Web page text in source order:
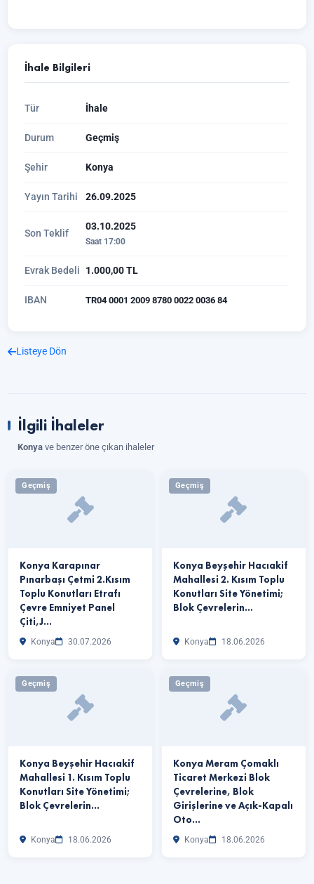
İhale Bilgileri
Tür İhale
Durum Geçmiş
Şehir Konya
Yayın Tarihi 26.09.2025
Son Teklif
03.10.2025
Saat 17:00
Evrak Bedeli 1.000,00 TL
IBAN TR04 0001 2009 8780 0022 0036 84
Listeye Dön
İlgili İhaleler
Konya ve benzer öne çıkan ihaleler
Geçmiş
Konya Karapınar
Pınarbaşı Çetmi 2.Kısım
Toplu Konutları Etrafı
Çevre Emniyet Panel
Çiti,J…
Konya 30.07.2026
Geçmiş
Konya Beyşehir Hacıakif
Mahallesi 2. Kısım Toplu
Konutları Site Yönetimi;
Blok Çevrelerin…
Konya 18.06.2026
Geçmiş
Konya Beyşehir Hacıakif
Mahallesi 1. Kısım Toplu
Konutları Site Yönetimi;
Blok Çevrelerin…
Konya 18.06.2026
Geçmiş
Konya Meram Çomaklı
Ticaret Merkezi Blok
Çevrelerine, Blok
Girişlerine ve Açık-Kapalı
Oto…
Konya 18.06.2026